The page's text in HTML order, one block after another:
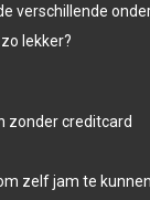
verschillende
lekker?
zonder creditcard
zelf jam te